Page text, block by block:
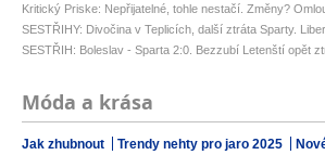
Kritický Priske: Nepřijatelné, tohle nestačí. Změny?
SESTŘIHY: Divočina v Teplicích, další ztráta Sparty.
SESTŘIH: Boleslav - Sparta 2:0. Bezzubí Letenští opět
Móda a krása
Jak zhubnout Trendy nehty pro jaro 2025